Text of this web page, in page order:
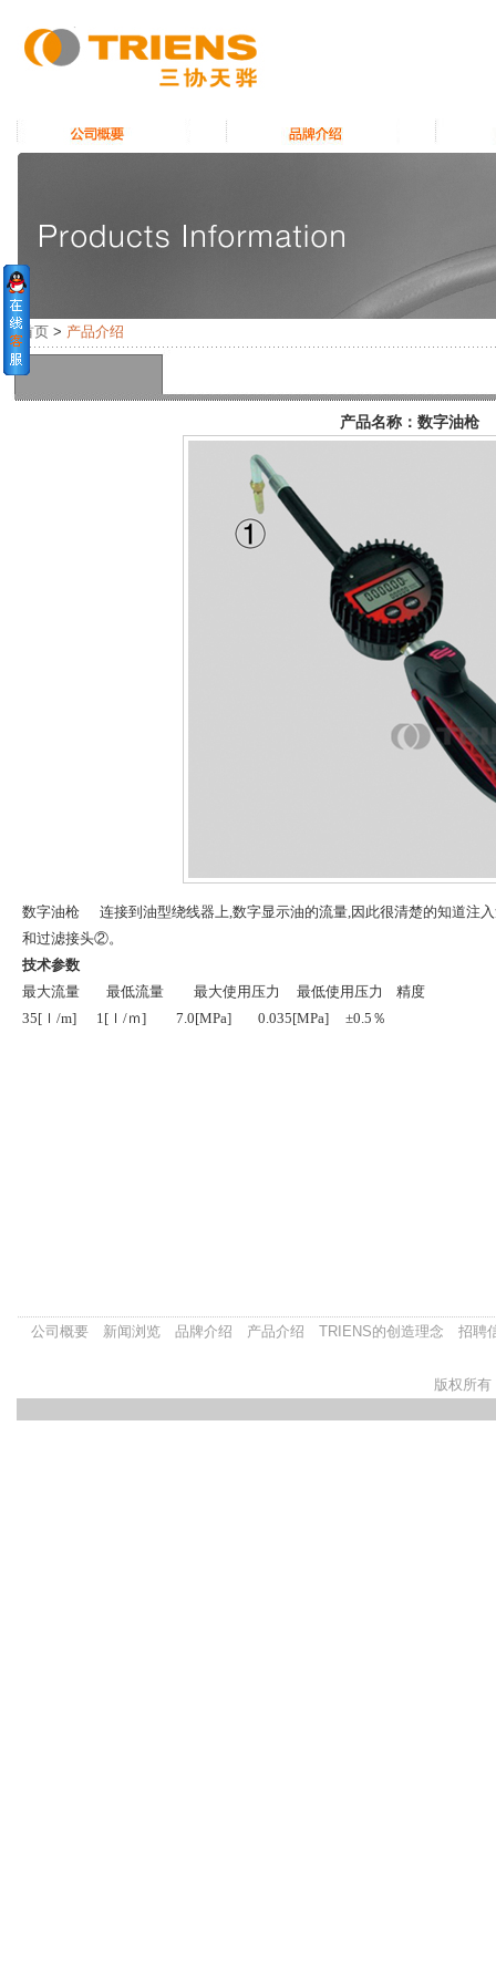
首页> 产品介绍
产品名称：数字油枪
数字油枪 连接到油型绕线器上,数字显示油的流量,因此很清楚的知道注
和过滤接头②。
技术参数
最大流量 最低流量 最大使用压力 最低使用压力 精度
35[ｌ/m] 1[ｌ/ｍ] 7.0[MPa] 0.035[MPa] ±0.5％
公司概要 新闻浏览 品牌介绍 产品介绍 TRIENS的创造理念 招聘
版权所有：盐城中大三协汽